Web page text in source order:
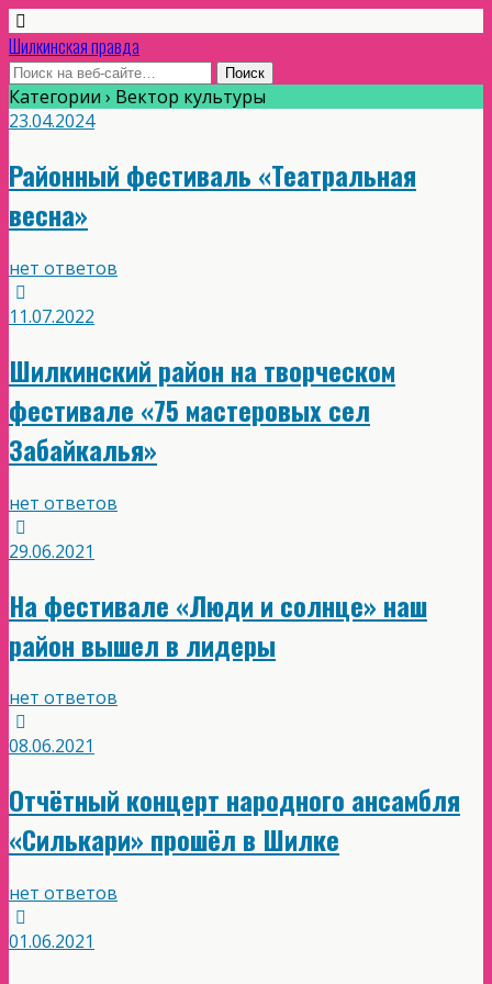
Шилкинская правда
Категории › Вектор культуры
23.04.2024
Районный фестиваль «Театральная
весна»
нет ответов
11.07.2022
Шилкинский район на творческом
фестивале «75 мастеровых сел
Забайкалья»
нет ответов
29.06.2021
На фестивале «Люди и солнце» наш
район вышел в лидеры
нет ответов
08.06.2021
Отчётный концерт народного ансамбля
«Силькари» прошёл в Шилке
нет ответов
01.06.2021